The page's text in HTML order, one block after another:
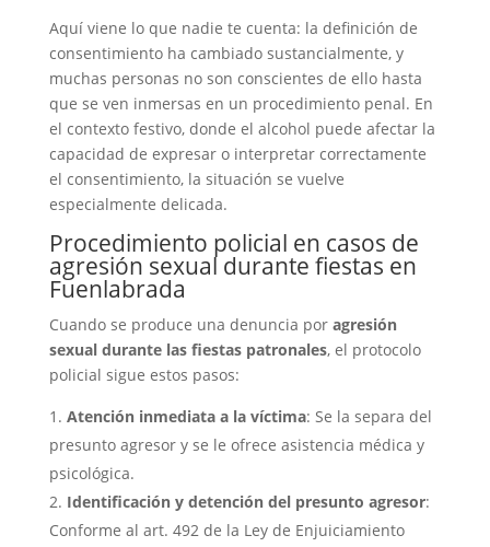
Aquí viene lo que nadie te cuenta: la definición de
consentimiento ha cambiado sustancialmente, y
muchas personas no son conscientes de ello hasta
que se ven inmersas en un procedimiento penal. En
el contexto festivo, donde el alcohol puede afectar la
capacidad de expresar o interpretar correctamente
el consentimiento, la situación se vuelve
especialmente delicada.
Procedimiento policial en casos de
agresión sexual durante fiestas en
Fuenlabrada
Cuando se produce una denuncia por agresión
sexual durante las fiestas patronales, el protocolo
policial sigue estos pasos:
Atención inmediata a la víctima: Se la separa del
presunto agresor y se le ofrece asistencia médica y
psicológica.
Identificación y detención del presunto agresor:
Conforme al art. 492 de la Ley de Enjuiciamiento